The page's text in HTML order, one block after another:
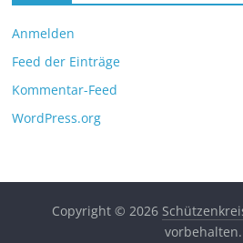
Anmelden
Feed der Einträge
Kommentar-Feed
WordPress.org
Copyright © 2026
vorbehalten.